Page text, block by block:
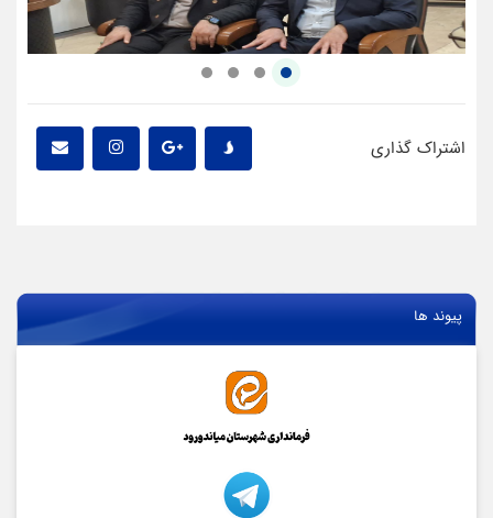
اشتراک گذاری
پیوند ها